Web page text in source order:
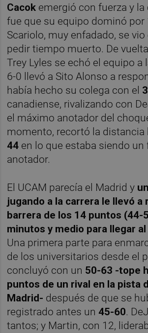
Cacok emergió con fuerza y
fue que su equipo dominó por
Scariolo, muy enfadado, se
pedir tiempo muerto. De
Trey Lyles se echó el equipo a
6-0 llevó a Sito Alonso a
había hecho su colega con el
canadiense, rivalizando con
el máximo anotador del
momento, recortó la distancia
44 en lo que estaba siendo un
anotador.
El UCAM parecía el Madrid y
jugando a la carrera le llevó a
barrera de los 14 puntos (44-
minutos y medio para llegar
Una primera parte para
de los universitarios desde el
concluyó con un 50-63 -tope
puntos de un rival en la pista
Madrid- después de que se
registrado antes un 45-60.
tantos; y Martin, con 12,